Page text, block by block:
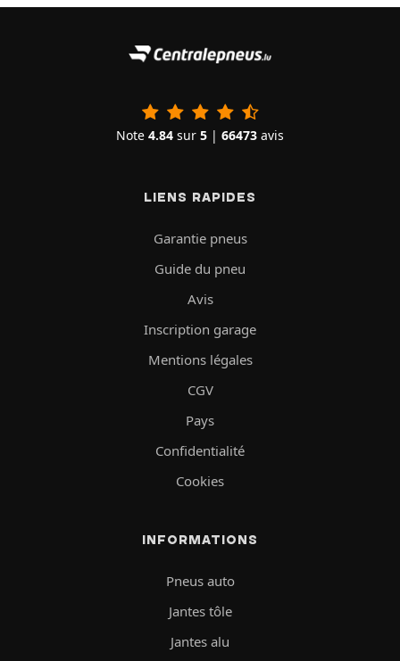
Note 4.84 sur 5 | 66473 avis
LIENS RAPIDES
Garantie pneus
Guide du pneu
Avis
Inscription garage
Mentions légales
CGV
Pays
Confidentialité
Cookies
INFORMATIONS
Pneus auto
Jantes tôle
Jantes alu